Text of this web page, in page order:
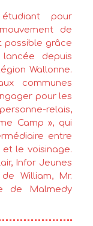
pour
de
possible grâce
lancée depuis
Wallonne.
communes
pour les
relais,
Camp », qui
entre
le voisinage.
Infor Jeunes
William, Mr.
de Malmedy